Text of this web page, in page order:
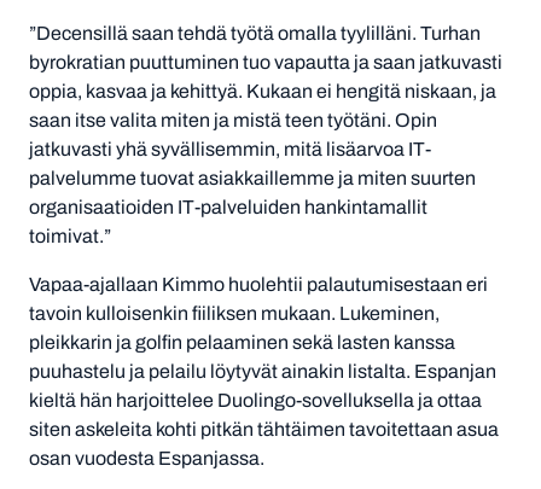
”Decensillä saan tehdä työtä omalla tyylilläni. Turhan
byrokratian puuttuminen tuo vapautta ja saan jatkuvasti
oppia, kasvaa ja kehittyä. Kukaan ei hengitä niskaan, ja
saan itse valita miten ja mistä teen työtäni. Opin
jatkuvasti yhä syvällisemmin, mitä lisäarvoa IT-
palvelumme tuovat asiakkaillemme ja miten suurten
organisaatioiden IT-palveluiden hankintamallit
toimivat.”
Vapaa-ajallaan Kimmo huolehtii palautumisestaan eri
tavoin kulloisenkin fiiliksen mukaan. Lukeminen,
pleikkarin ja golfin pelaaminen sekä lasten kanssa
puuhastelu ja pelailu löytyvät ainakin listalta. Espanjan
kieltä hän harjoittelee Duolingo-sovelluksella ja ottaa
siten askeleita kohti pitkän tähtäimen tavoitettaan asua
osan vuodesta Espanjassa.